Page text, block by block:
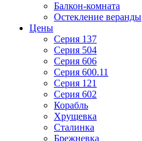
Балкон-комната
Остекление веранды
Цены
Серия 137
Серия 504
Серия 606
Серия 600.11
Серия 121
Серия 602
Корабль
Хрущевка
Сталинка
Брежневка